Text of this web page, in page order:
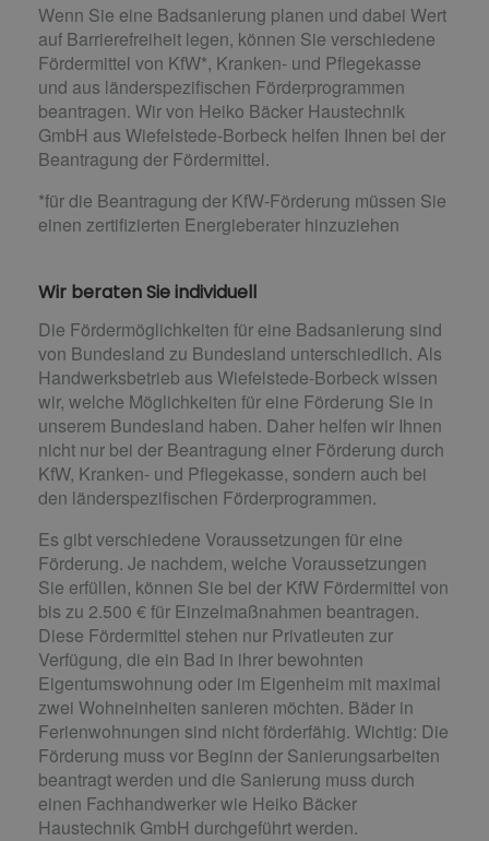
Wenn Sie eine Badsanierung planen und dabei Wert
auf Barrierefreiheit legen, können Sie verschiedene
Fördermittel von KfW*, Kranken- und Pflegekasse
und aus länderspezifischen Förderprogrammen
beantragen. Wir von Heiko Bäcker Haustechnik
GmbH aus Wiefelstede-Borbeck helfen Ihnen bei der
Beantragung der Fördermittel.
*für die Beantragung der KfW-Förderung müssen Sie
einen zertifizierten Energieberater hinzuziehen
Wir beraten Sie individuell
Die Fördermöglichkeiten für eine Badsanierung sind
von Bundesland zu Bundesland unterschiedlich. Als
Handwerksbetrieb aus Wiefelstede-Borbeck wissen
wir, welche Möglichkeiten für eine Förderung Sie in
unserem Bundesland haben. Daher helfen wir Ihnen
nicht nur bei der Beantragung einer Förderung durch
KfW, Kranken- und Pflegekasse, sondern auch bei
den länderspezifischen Förderprogrammen.
Es gibt verschiedene Voraussetzungen für eine
Förderung. Je nachdem, welche Voraussetzungen
Sie erfüllen, können Sie bei der KfW Fördermittel von
bis zu 2.500 € für Einzelmaßnahmen beantragen.
Diese Fördermittel stehen nur Privatleuten zur
Verfügung, die ein Bad in ihrer bewohnten
Eigentumswohnung oder im Eigenheim mit maximal
zwei Wohneinheiten sanieren möchten. Bäder in
Ferienwohnungen sind nicht förderfähig. Wichtig: Die
Förderung muss vor Beginn der Sanierungsarbeiten
beantragt werden und die Sanierung muss durch
einen Fachhandwerker wie Heiko Bäcker
Haustechnik GmbH durchgeführt werden.